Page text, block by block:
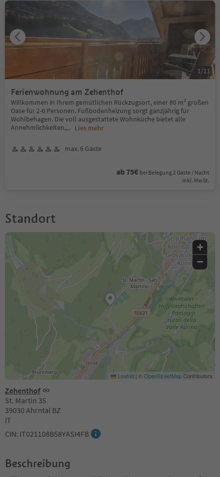
Ferienwohnung am Zehenthof
Willkommen in Ihrem gemütlichen Rückzugsort, einer 80 m² großen
Oase für 2-6 Personen. Fußbodenheizung sorgt ganzjährig für
Wohlbehagen. Die voll ausgestattete Wohnküche bietet alle
Annehmlichkeiten,... Lies mehr
max. 6 Gäste
ab 75€ bei Belegung 2 Gäste / Nacht
Inkl. MwSt.
1/11
Standort
Zehenthof
St. Martin 35
39030 Ahrntal BZ
IT
CIN: IT021108B58YASI4FB
+
−
Leaflet | ©OpenStreetMapContributors
Beschreibung